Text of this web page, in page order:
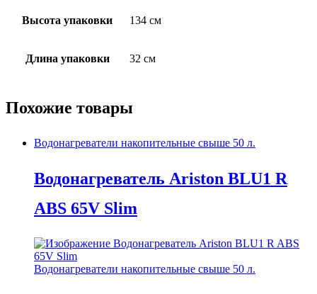
Высота упаковки 134 см
Длина упаковки 32 см
Похожие товары
Водонагреватели накопительные свыше 50 л.
Водонагреватель Ariston BLU1 R
ABS 65V Slim
Водонагреватели накопительные свыше 50 л.